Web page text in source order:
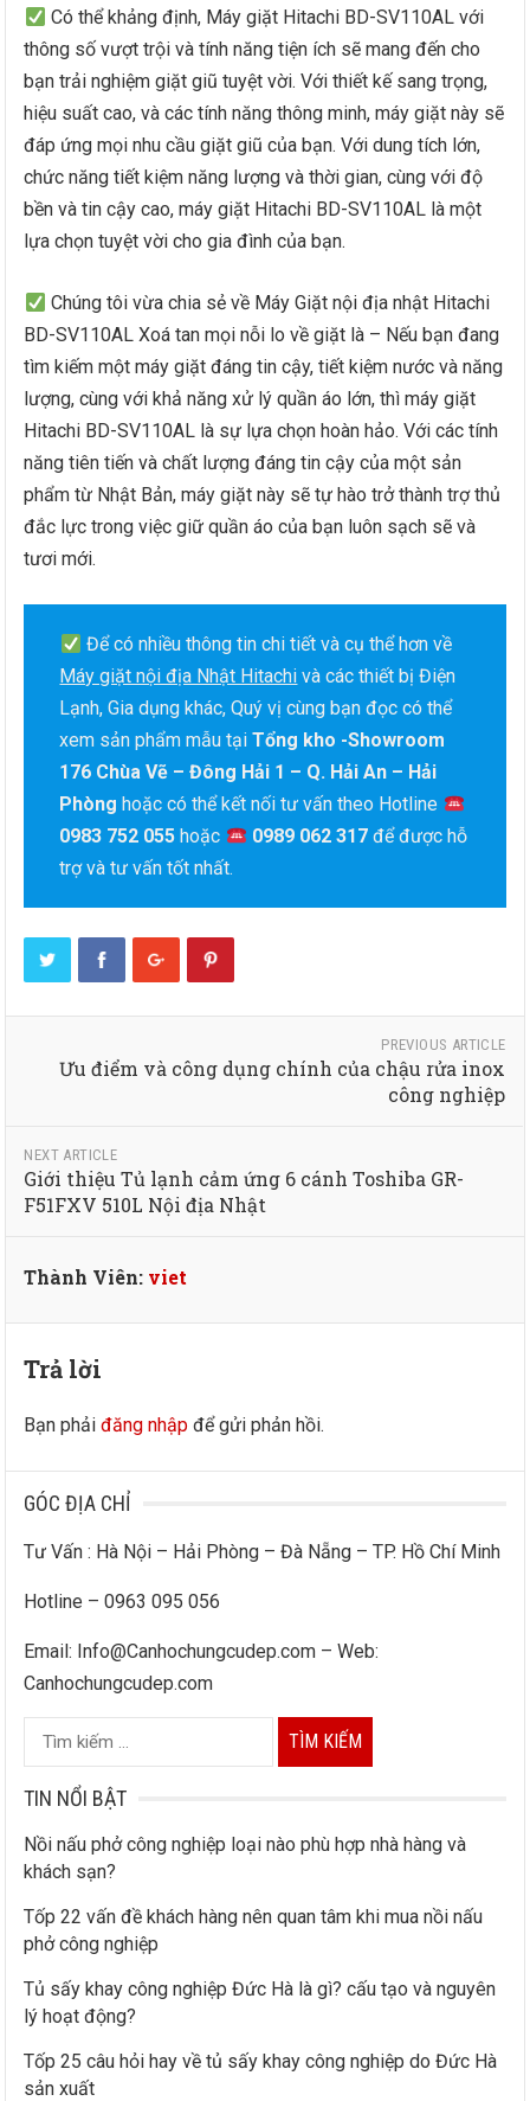
Có thể khảng định, Máy giặt Hitachi BD-SV110AL với
thông số vượt trội và tính năng tiện ích sẽ mang đến cho
bạn trải nghiệm giặt giũ tuyệt vời. Với thiết kế sang trọng,
hiệu suất cao, và các tính năng thông minh, máy giặt này sẽ
đáp ứng mọi nhu cầu giặt giũ của bạn. Với dung tích lớn,
chức năng tiết kiệm năng lượng và thời gian, cùng với độ
bền và tin cậy cao, máy giặt Hitachi BD-SV110AL là một
lựa chọn tuyệt vời cho gia đình của bạn.
Chúng tôi vừa chia sẻ về Máy Giặt nội địa nhật Hitachi
BD-SV110AL Xoá tan mọi nỗi lo về giặt là – Nếu bạn đang
tìm kiếm một máy giặt đáng tin cậy, tiết kiệm nước và năng
lượng, cùng với khả năng xử lý quần áo lớn, thì máy giặt
Hitachi BD-SV110AL là sự lựa chọn hoàn hảo. Với các tính
năng tiên tiến và chất lượng đáng tin cậy của một sản
phẩm từ Nhật Bản, máy giặt này sẽ tự hào trở thành trợ thủ
đắc lực trong việc giữ quần áo của bạn luôn sạch sẽ và
tươi mới.
Để có nhiều thông tin chi tiết và cụ thể hơn về
Máy giặt nội địa Nhật Hitachi và các thiết bị Điện
Lạnh, Gia dụng khác, Quý vị cùng bạn đọc có thể
xem sản phẩm mẫu tạiTổng kho -Showroom
176 Chùa Vẽ – Đông Hải 1 – Q. Hải An – Hải
Phòng hoặc có thể kết nối tư vấn theo Hotline
0983 752 055 hoặc 0989 062 317để được hỗ
trợ và tư vấn tốt nhất.
PREVIOUS ARTICLE
Ưu điểm và công dụng chính của chậu rửa inox
công nghiệp
NEXT ARTICLE
Giới thiệu Tủ lạnh cảm ứng 6 cánh Toshiba GR-
F51FXV 510L Nội địa Nhật
Thành Viên: viet
Trả lời
Bạn phảiđăng nhập để gửi phản hồi.
GÓC ĐỊA CHỈ
Tư Vấn : Hà Nội – Hải Phòng – Đà Nẵng – TP. Hồ Chí Minh
Hotline – 0963 095 056
Email: Info@Canhochungcudep.com – Web:
Canhochungcudep.com
ì
m
i
m
c
h
o
:
TIN NỔI BẬT
Nồi nấu phở công nghiệp loại nào phù hợp nhà hàng và
khách sạn?
Tốp 22 vấn đề khách hàng nên quan tâm khi mua nồi nấu
phở công nghiệp
Tủ sấy khay công nghiệp Đức Hà là gì? cấu tạo và nguyên
lý hoạt động?
Tốp 25 câu hỏi hay về tủ sấy khay công nghiệp do Đức Hà
sản xuất